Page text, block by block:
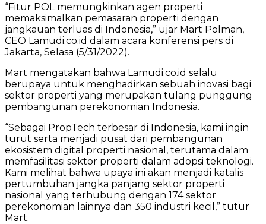
“Fitur POL memungkinkan agen properti
memaksimalkan pemasaran properti dengan
jangkauan terluas di Indonesia,” ujar Mart Polman,
CEO Lamudi.co.id dalam acara konferensi pers di
Jakarta, Selasa (5/31/2022).
Mart mengatakan bahwa Lamudi.co.id selalu
berupaya untuk menghadirkan sebuah inovasi bagi
sektor properti yang merupakan tulang punggung
pembangunan perekonomian Indonesia.
“Sebagai PropTech terbesar di Indonesia, kami ingin
turut serta menjadi pusat dari pembangunan
ekosistem digital properti nasional, terutama dalam
memfasilitasi sektor properti dalam adopsi teknologi.
Kami melihat bahwa upaya ini akan menjadi katalis
pertumbuhan jangka panjang sektor properti
nasional yang terhubung dengan 174 sektor
perekonomian lainnya dan 350 industri kecil,” tutur
Mart.